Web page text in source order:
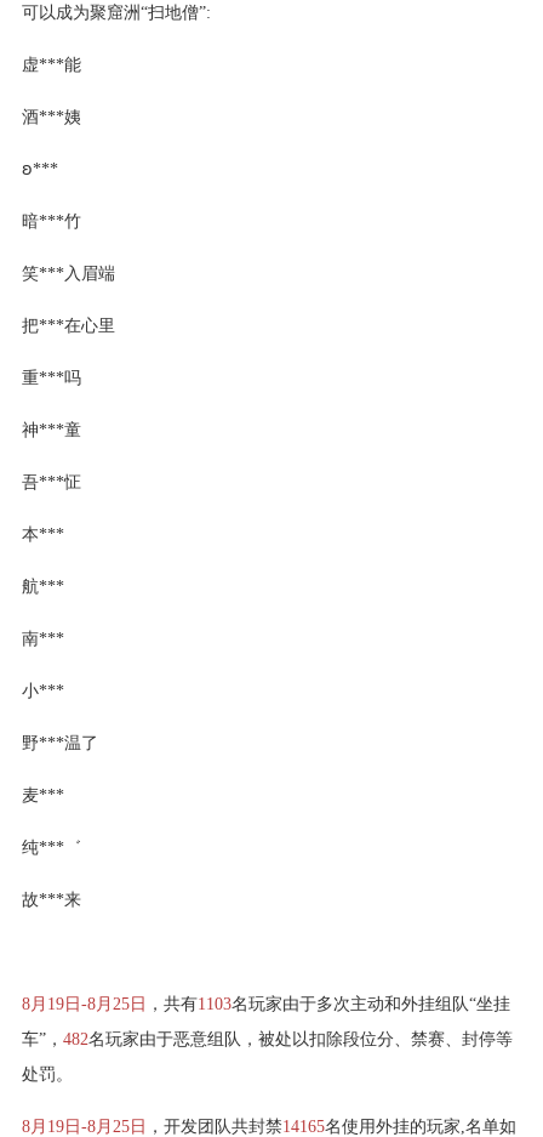
可以成为聚窟洲“扫地僧”:
虚***能
酒***姨
ꞝ***
暗***竹
笑***入眉端
把***在心里
重***吗
神***童
吾***怔
本***
航***
南***
小***
野***温了
麦***
纯***゛
故***来
8月19日-8月25日 ，共有1103名玩家由于多次主动和外挂组队“坐挂
车”， 482名玩家由于恶意组队，被处以扣除段位分、禁赛、封停等
处罚。
8月19日-8月25日 ，开发团队共封禁14165名使用外挂的玩家,名单如